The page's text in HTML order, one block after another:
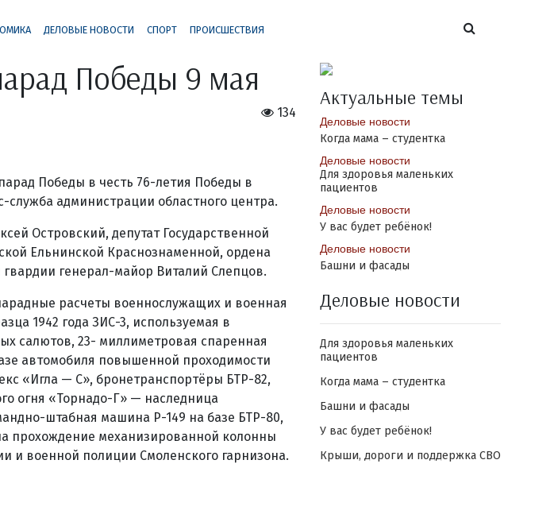
ДЕЛОВЫЕ НОВОСТИ СПОРТ ПРОИСШЕСТВИЯ
Победы 9 мая
134
Победы в честь 76-летия Победы в
администрации областного центра.
Островский, депутат Государственной
Ельнинской Краснознаменной, ордена
генерал-майор Виталий Слепцов.
расчеты военнослужащих и военная
1942 года ЗИС-3, используемая в
салютов, 23- миллиметровая спаренная
автомобиля повышенной проходимости
«Игла — С», бронетранспортёры БТР-82,
огня «Торнадо-Г» — наследница
штабная машина Р-149 на базе БТР-80,
прохождение механизированной колонны
и военной полиции Смоленского гарнизона.
Актуальные темы
Деловые новости
Когда мама – студентка
Деловые новости
Для здоровья маленьких
пациентов
Деловые новости
У вас будет ребёнок!
Деловые новости
Башни и фасады
Деловые новости
Для здоровья маленьких
пациентов
Когда мама – студентка
Башни и фасады
У вас будет ребёнок!
Крыши, дороги и поддержка СВО